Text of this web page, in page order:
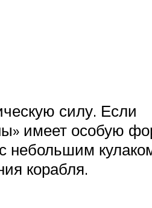
силу. Если
имеет особую
небольшим
корабля.